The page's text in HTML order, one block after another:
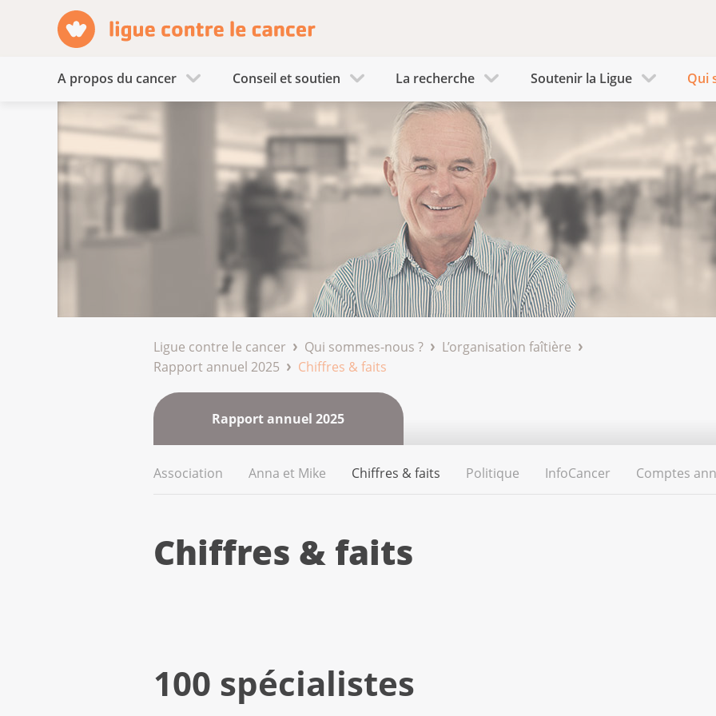
A propos du cancer Conseil et soutien La recherche Soutenir la Ligue Qui
Ligue contre le cancer Qui sommes-nous ?
L’organisation faîtière
Rapport annuel 2025
Chiffres & faits
Rapport annuel 2025
Association Anna et Mike Chiffres & faits Politique InfoCancer Comptes
Chiffres & faits
100 spécialistes